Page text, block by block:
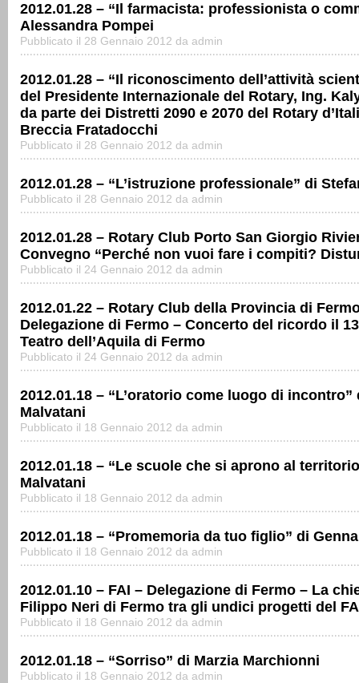
2012.01.28 – “Il farmacista: professionista o
Alessandra Pompei
Pubblicato il 28 Gennaio 2012 da admin
2012.01.28 – “Il riconoscimento dell’attività
del Presidente Internazionale del Rotary, Ing.
da parte dei Distretti 2090 e 2070 del Rotary
Breccia Fratadocchi
Pubblicato il 28 Gennaio 2012 da admin
2012.01.28 – “L’istruzione professionale” di
Pubblicato il 28 Gennaio 2012 da admin
2012.01.28 – Rotary Club Porto San Giorgio
Convegno “Perché non vuoi fare i compiti?
Pubblicato il 24 Gennaio 2012 da admin
2012.01.22 – Rotary Club della Provincia di
Delegazione di Fermo – Concerto del ricordo il
Teatro dell’Aquila di Fermo
Pubblicato il 24 Gennaio 2012 da admin
2012.01.18 – “L’oratorio come luogo di incontro”
Malvatani
Pubblicato il 18 Gennaio 2012 da admin
2012.01.18 – “Le scuole che si aprono al
Malvatani
Pubblicato il 18 Gennaio 2012 da admin
2012.01.18 – “Promemoria da tuo figlio” di
Pubblicato il 18 Gennaio 2012 da admin
2012.01.10 – FAI – Delegazione di Fermo – La
Filippo Neri di Fermo tra gli undici progetti del
Pubblicato il 18 Gennaio 2012 da admin
2012.01.18 – “Sorriso” di Marzia Marchionni
Pubblicato il 18 Gennaio 2012 da admin